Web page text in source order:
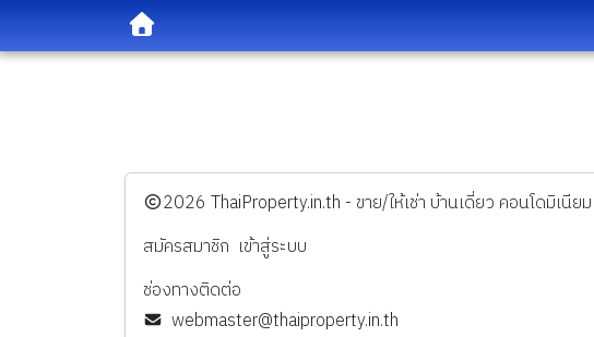
️2026 ThaiProperty.in.th - ขาย/ให้เช่า บ้านเดี่ยว คอนโดมิเนี
สมัครสมาชิก เข้าสู่ระบบ
ช่องทางติดต่อ
webmaster@thaiproperty.in.th